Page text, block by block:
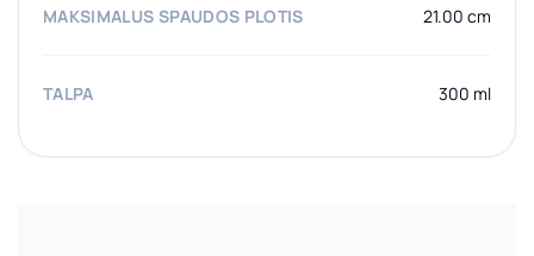
MAKSIMALUS SPAUDOS PLOTIS 21.00 cm
TALPA 300 ml